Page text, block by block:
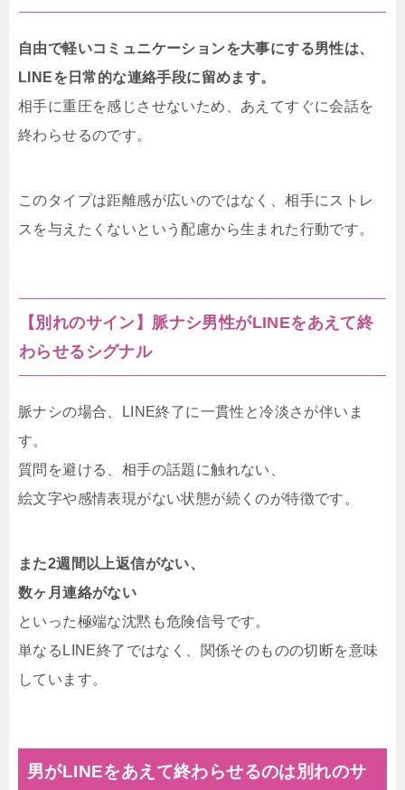
自由で軽いコミュニケーションを大事にする男性は、
LINEを日常的な連絡手段に留めます。
相手に重圧を感じさせないため、あえてすぐに会話を
終わらせるのです。
このタイプは距離感が広いのではなく、相手にストレ
スを与えたくないという配慮から生まれた行動です。
【別れのサイン】脈ナシ男性がLINEをあえて終
わらせるシグナル
脈ナシの場合、LINE終了に一貫性と冷淡さが伴いま
す。
質問を避ける、相手の話題に触れない、
絵文字や感情表現がない状態が続くのが特徴です。
また2週間以上返信がない、
数ヶ月連絡がない
といった極端な沈黙も危険信号です。
単なるLINE終了ではなく、関係そのものの切断を意味
しています。
男がLINEをあえて終わらせるのは別れのサ